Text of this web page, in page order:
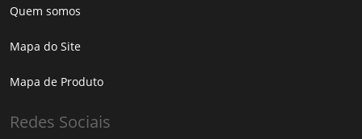
Quem somos
Mapa do Site
Mapa de Produto
Redes Sociais